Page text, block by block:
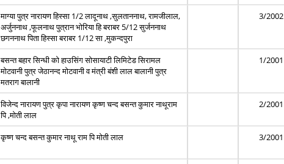
माग्या पुत्र नारायण हिस्सा 1/2 लादूनाथ ,सुलताननाथ, रामजीलाल,
अर्जुननाथ ,फूलनाथ पुत्रान भोरिया हि बराबर 5/12 सुर्जननाथ
छगननाथ पिता हिस्सा बराबर 1/12 सा ,मुकन्दपुरा
3/2002
बसन्त बहार सिन्धी को हाउसिंग सोसायाटी लिमिटेड सिरामल
मोटवानी पुत्र जेठानन्द मोटवानी व मंत्री बंशी लाल बालानी पुत्र
मतराग बालानी
1/2001
विजेन्द नारायण पुत्र कृपा नारायण कृष्ण चन्द बसन्त कुमार नाथूराम
पि ,मोती लाल
2/2001
कृष्ण चन्द बसन्त कुमार नाथू राम पि मोती लाल 3/2001